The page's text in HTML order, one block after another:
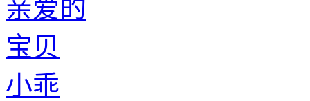
亲爱的
宝贝
小乖